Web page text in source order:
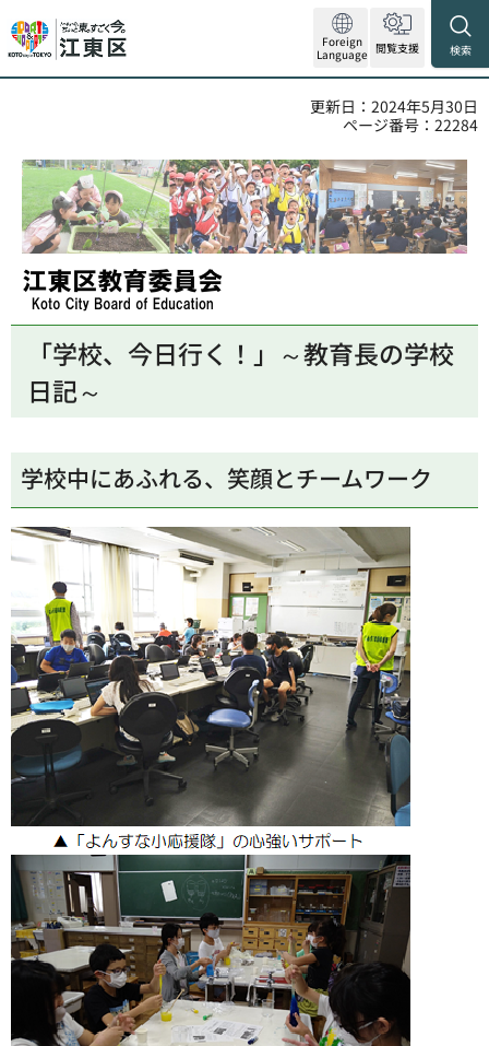
Foreign
Language 閲覧支援 検索
更新日：2024年5月30日
ページ番号：22284
江東区教育委員会
「学校、今日行く！」～教育長の学校
日記～
学校中にあふれる、笑顔とチームワーク